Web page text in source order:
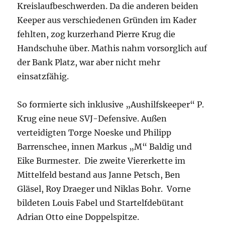
Kreislaufbeschwerden. Da die anderen beiden
Keeper aus verschiedenen Gründen im Kader
fehlten, zog kurzerhand Pierre Krug die
Handschuhe über. Mathis nahm vorsorglich auf
der Bank Platz, war aber nicht mehr
einsatzfähig.
So formierte sich inklusive „Aushilfskeeper“ P.
Krug eine neue SVJ-Defensive. Außen
verteidigten Torge Noeske und Philipp
Barrenschee, innen Markus „M“ Baldig und
Eike Burmester. Die zweite Viererkette im
Mittelfeld bestand aus Janne Petsch, Ben
Gläsel, Roy Draeger und Niklas Bohr. Vorne
bildeten Louis Fabel und Startelfdebütant
Adrian Otto eine Doppelspitze.